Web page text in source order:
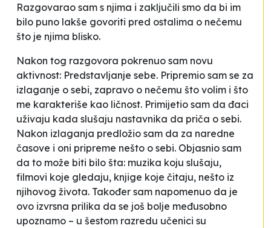
Razgovarao sam s njima i zaključili smo da bi im
bilo puno lakše govoriti pred ostalima o nečemu
što je njima blisko.
Nakon tog razgovora pokrenuo sam novu
aktivnost: Predstavljanje sebe. Pripremio sam se za
izlaganje o sebi, zapravo o nečemu što volim i što
me karakteriše kao ličnost. Primijetio sam da đaci
uživaju kada slušaju nastavnika da priča o sebi.
Nakon izlaganja predložio sam da za naredne
časove i oni pripreme nešto o sebi. Objasnio sam
da to može biti bilo šta: muzika koju slušaju,
filmovi koje gledaju, knjige koje čitaju, nešto iz
njihovog života. Također sam napomenuo da je
ovo izvrsna prilika da se još bolje međusobno
upoznamo – u šestom razredu učenici su